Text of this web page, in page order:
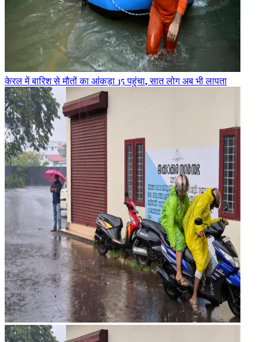
केरल में बारिश से मौतों का आंकड़ा 15 पहुंचा, सात लोग अब भी लापता